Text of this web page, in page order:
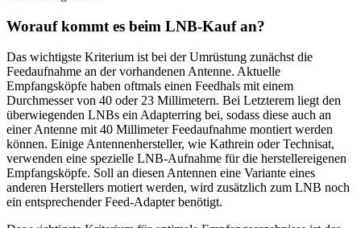
Worauf kommt es beim LNB-Kauf an?
Das wichtigste Kriterium ist bei der Umrüstung zunächst die
Feedaufnahme an der vorhandenen Antenne. Aktuelle
Empfangsköpfe haben oftmals einen Feedhals mit einem
Durchmesser von 40 oder 23 Millimetern. Bei Letzterem liegt den
überwiegenden LNBs ein Adapterring bei, sodass diese auch an
einer Antenne mit 40 Millimeter Feedaufnahme montiert werden
können. Einige Antennenhersteller, wie Kathrein oder Technisat,
verwenden eine spezielle LNB-Aufnahme für die herstellereigenen
Empfangsköpfe. Soll an diesen Antennen eine Variante eines
anderen Herstellers motiert werden, wird zusätzlich zum LNB noch
ein entsprechender Feed-Adapter benötigt.